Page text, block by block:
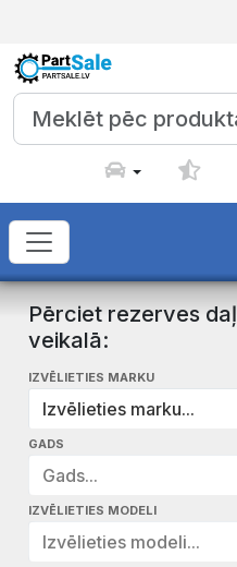
Pērciet rezerves
veikalā:
IZVĒLIETIES MARKU
Izvēlieties marku...
GADS
Gads...
IZVĒLIETIES MODELI
Izvēlieties modeli...